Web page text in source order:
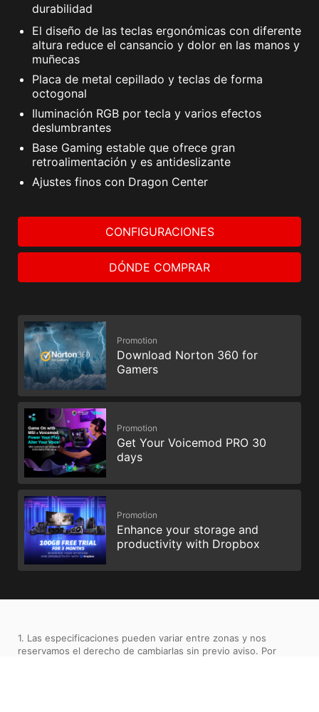
durabilidad
El diseño de las teclas ergonómicas con diferente
altura reduce el cansancio y dolor en las manos y
muñecas
Placa de metal cepillado y teclas de forma
octogonal
Iluminación RGB por tecla y varios efectos
deslumbrantes
Base Gaming estable que ofrece gran
retroalimentación y es antideslizante
Ajustes finos con Dragon Center
CONFIGURACIONES
DÓNDE COMPRAR
Promotion
Download Norton 360 for
Gamers
Promotion
Get Your Voicemod PRO 30
days
Promotion
Enhance your storage and
productivity with Dropbox
1. Las especificaciones pueden variar entre zonas y nos
reservamos el derecho de cambiarlas sin previo aviso. Por